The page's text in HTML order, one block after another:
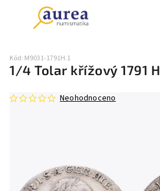
1/4 Tolar křížový 1791 H
Kód: M9031-1791H.1
Neohodnoceno